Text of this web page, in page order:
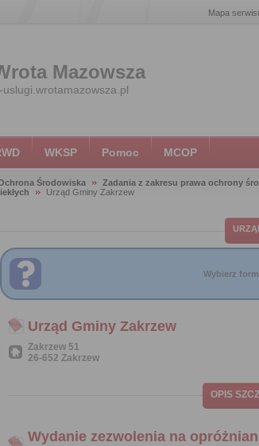
Mapa
Mazowsza
uslugi.wrotamazowsza.pl
WKSP Pomoc MCOP
Środowiska Zadania z zakresu prawa ochrony
Urząd Gminy Zakrzew
Wybierz
Urząd Gminy Zakrzew
Zakrzew 51
26-652 Zakrzew
OPIS
Wydanie zezwolenia na